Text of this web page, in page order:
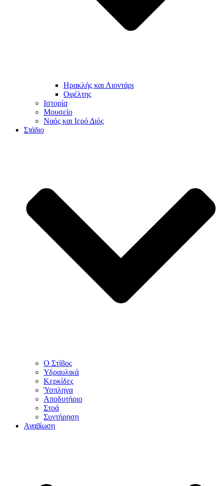
Ηρακλής και Λιοντάρι
Οφέλτης
Ιστορία
Μουσείο
Ναός και Ιερό Διός
Στάδιο
Ο Στίβος
Υδραυλικά
Κερκίδες
Ύσπληγα
Αποδυτήριο
Στοά
Συντήρηση
Αναβίωση